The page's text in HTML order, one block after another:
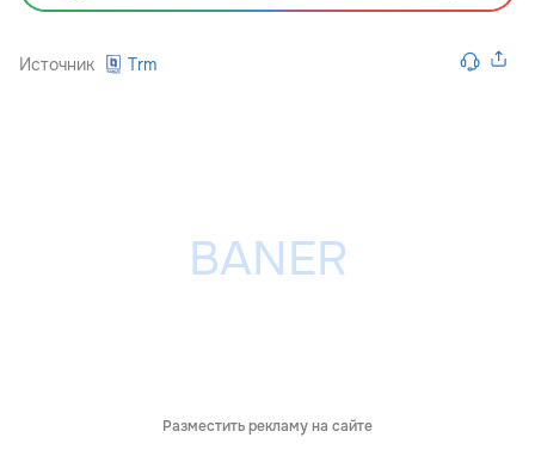
Источник Trm
Разместить рекламу на сайте